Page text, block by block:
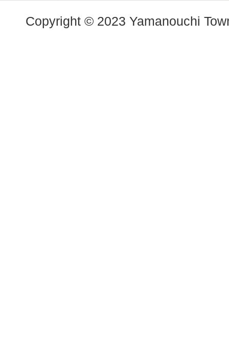
Copyright © 2023 Yamanouchi